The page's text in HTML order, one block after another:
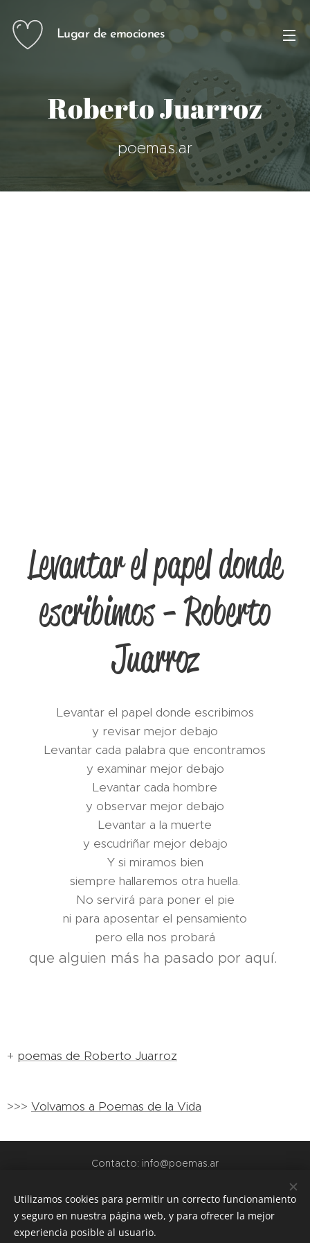
Lugar de emociones
Roberto Juarroz
poemas.ar
Levantar el papel donde
escribimos - Roberto
Juarroz
Levantar el papel donde escribimos
y revisar mejor debajo
Levantar cada palabra que encontramos
y examinar mejor debajo
Levantar cada hombre
y observar mejor debajo
Levantar a la muerte
y escudriñar mejor debajo
Y si miramos bien
siempre hallaremos otra huella.
No servirá para poner el pie
ni para aposentar el pensamiento
pero ella nos probará
que alguien más ha pasado por aquí.
+ poemas de Roberto Juarroz
>>> Volvamos a Poemas de la Vida
Contacto: info@poemas.ar
webs amigas:
www.teamo.ar
Utilizamos cookies para permitir un correcto funcionamiento
y seguro en nuestra página web, y para ofrecer la mejor
experiencia posible al usuario.